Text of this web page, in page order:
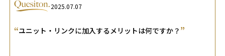
2025.07.07
“ユニット・リンクに加入するメリットは何ですか？ ”